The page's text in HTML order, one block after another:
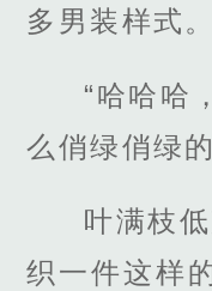
多男装样式。
“哈哈哈
么俏绿俏绿
叶满枝
织一件这样